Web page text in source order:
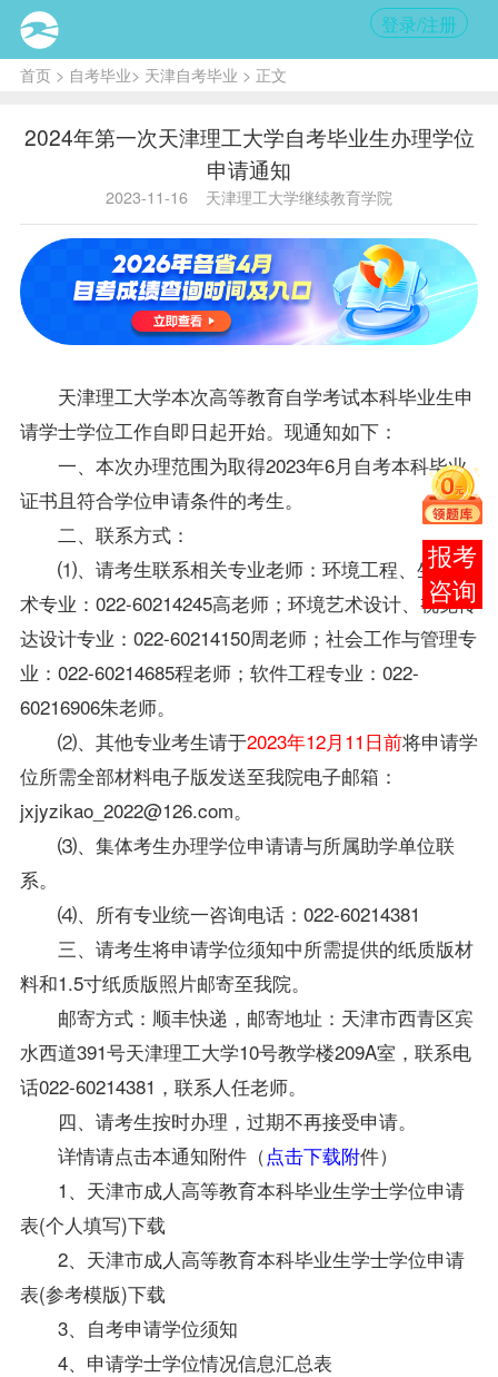
登录/注册
首页> 自考毕业> 天津自考毕业 > 正文
2024年第一次天津理工大学自考毕业生办理学位
申请通知
2023-11-16 天津理工大学继续教育学院
天津理工大学本次高等教育自学考试本科毕业生申
请学士学位工作自即日起开始。现通知如下：
一、本次办理范围为取得2023年6月自考本科毕业
证书且符合学位申请条件的考生。
二、联系方式：
⑴、请考生联系相关专业老师：环境工程、生物技
术专业：022-60214245高老师；环境艺术设计、视觉传
达设计专业：022-60214150周老师；社会工作与管理专
业：022-60214685程老师；软件工程专业：022-
60216906朱老师。
⑵、其他专业考生请于2023年12月11日前将申请学
位所需全部材料电子版发送至我院电子邮箱：
jxjyzikao_2022@126.com。
⑶、集体考生办理学位申请请与所属助学单位联
系。
⑷、所有专业统一咨询电话：022-60214381
三、请考生将申请学位须知中所需提供的纸质版材
料和1.5寸纸质版照片邮寄至我院。
邮寄方式：顺丰快递，邮寄地址：天津市西青区宾
水西道391号天津理工大学10号教学楼209A室，联系电
话022-60214381，联系人任老师。
四、请考生按时办理，过期不再接受申请。
详情请点击本通知附件（点击下载附件）
1、天津市成人高等教育本科毕业生学士学位申请
表(个人填写)下载
2、天津市成人高等教育本科毕业生学士学位申请
表(参考模版)下载
3、自考申请学位须知
4、申请学士学位情况信息汇总表
报考
咨询